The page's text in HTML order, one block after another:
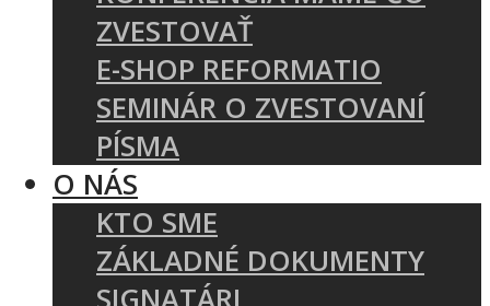
ZVESTOVAŤ
E-SHOP REFORMATIO
SEMINÁR O ZVESTOVANÍ
PÍSMA
O NÁS
KTO SME
ZÁKLADNÉ DOKUMENTY